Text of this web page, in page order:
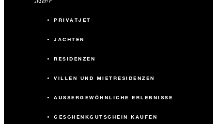
PRIVATJET
JACHTEN
RESIDENZEN
VILLEN UND MIETRESIDENZEN
AUSSERGEWÖHNLICHE ERLEBNISSE
GESCHENKGUTSCHEIN KAUFEN